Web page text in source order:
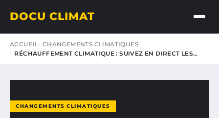
DOCU CLIMAT
ACCUEIL CHANGEMENTS CLIMATIQUES
RÉCHAUFFEMENT CLIMATIQUE : SUIVEZ EN DIRECT LES…
CHANGEMENTS CLIMATIQUES